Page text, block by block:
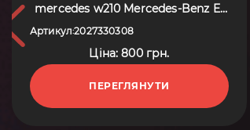
mercedes w210 Mercedes-Benz E-
Class W210 (1995-2003)
Артикул:2027330308
Ціна: 800 грн.
ПЕРЕГЛЯНУТИ